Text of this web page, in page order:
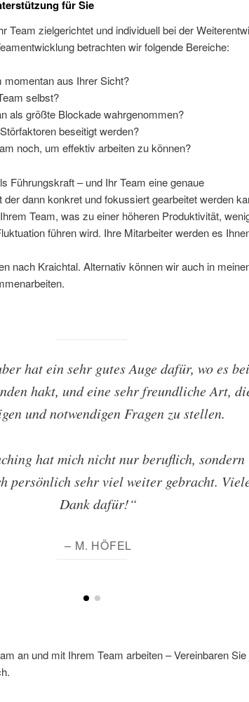
für Sie
Team zielgerichtet und individuell bei der
betrachten wir folgende Bereiche:
momentan aus Ihrer Sicht?
selbst?
als größte Blockade wahrgenommen?
beseitigt werden?
noch, um effektiv arbeiten zu können?
Führungskraft – und Ihr Team eine genaue
dann konkret und fokussiert gearbeitet werden
Team, was zu einer höheren Produktivität,
führen wird. Ihre Mitarbeiter werden es
nach Kraichtal. Alternativ können wir auch in
hat ein sehr gutes Auge dafür, wo es
hakt, und eine sehr freundliche Art,
und notwendigen Fragen zu stellen.
hat mich nicht nur beruflich, sondern
persönlich sehr viel weiter gebracht.
Dank dafür!“
– M. HÖFEL
an und mit Ihrem Team arbeiten – Vereinbaren